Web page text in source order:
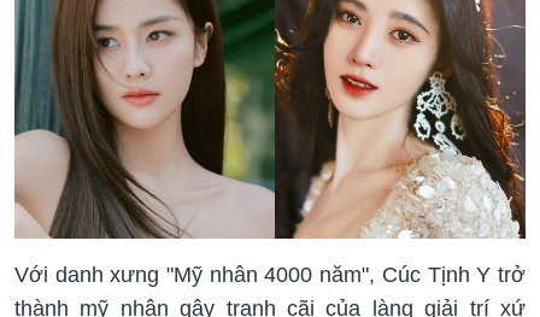
Với danh xưng "Mỹ nhân 4000 năm", Cúc Tịnh Y trở
thành mỹ nhân gây tranh cãi của làng giải trí xứ